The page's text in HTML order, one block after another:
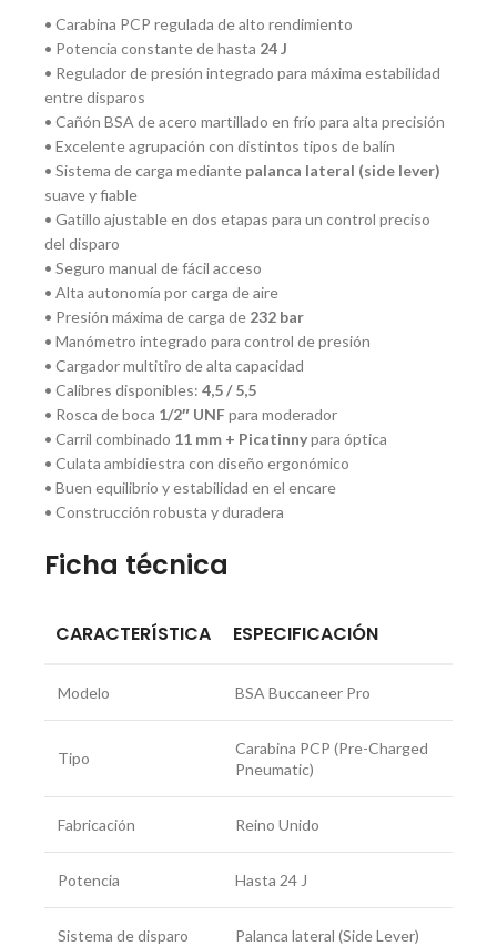
• Carabina PCP regulada de alto rendimiento
• Potencia constante de hasta 24 J
• Regulador de presión integrado para máxima estabilidad
entre disparos
• Cañón BSA de acero martillado en frío para alta precisión
• Excelente agrupación con distintos tipos de balín
• Sistema de carga mediante palanca lateral (side lever)
suave y fiable
• Gatillo ajustable en dos etapas para un control preciso
del disparo
• Seguro manual de fácil acceso
• Alta autonomía por carga de aire
• Presión máxima de carga de 232 bar
• Manómetro integrado para control de presión
• Cargador multitiro de alta capacidad
• Calibres disponibles: 4,5 / 5,5
• Rosca de boca 1/2″ UNFpara moderador
• Carril combinado 11 mm + Picatinnypara óptica
• Culata ambidiestra con diseño ergonómico
• Buen equilibrio y estabilidad en el encare
• Construcción robusta y duradera
Ficha técnica
CARACTERÍSTICA ESPECIFICACIÓN
Modelo BSA Buccaneer Pro
Tipo
Carabina PCP (Pre-Charged
Pneumatic)
Fabricación Reino Unido
Potencia Hasta 24 J
Sistema de disparo Palanca lateral (Side Lever)